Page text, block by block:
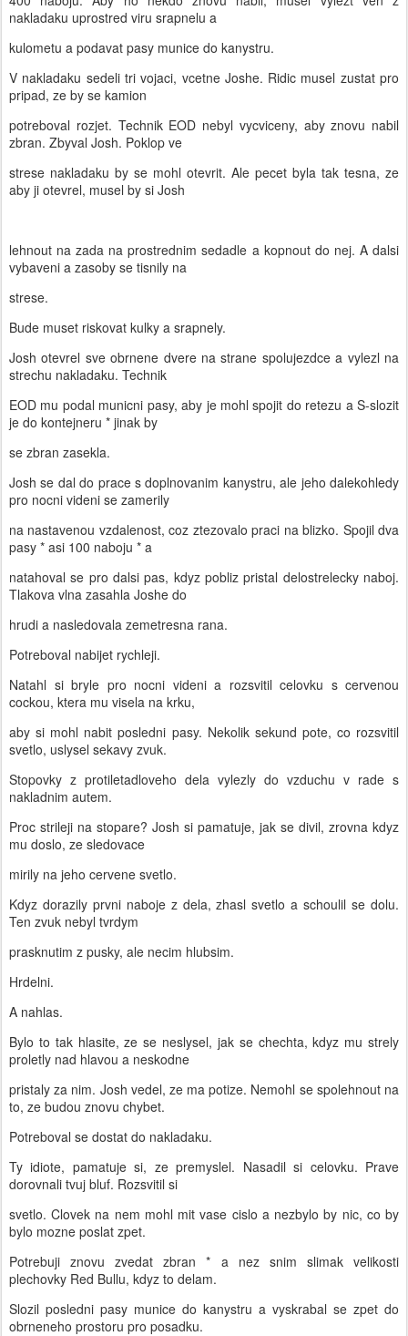
nakladaku uprostred viru srapnelu a
kulometu a podavat pasy munice do kanystru.
V nakladaku sedeli tri vojaci, vcetne Joshe. Ridic musel zustat pro
pripad, ze by se kamion
potreboval rozjet. Technik EOD nebyl vycviceny, aby znovu nabil
zbran. Zbyval Josh. Poklop ve
strese nakladaku by se mohl otevrit. Ale pecet byla tak tesna, ze
aby ji otevrel, musel by si Josh
lehnout na zada na prostrednim sedadle a kopnout do nej. A dalsi
vybaveni a zasoby se tisnily na
strese.
Bude muset riskovat kulky a srapnely.
Josh otevrel sve obrnene dvere na strane spolujezdce a vylezl na
strechu nakladaku. Technik
EOD mu podal municni pasy, aby je mohl spojit do retezu a S-slozit
je do kontejneru * jinak by
se zbran zasekla.
Josh se dal do prace s doplnovanim kanystru, ale jeho dalekohledy
pro nocni videni se zamerily
na nastavenou vzdalenost, coz ztezovalo praci na blizko. Spojil dva
pasy * asi 100 naboju * a
natahoval se pro dalsi pas, kdyz pobliz pristal delostrelecky naboj.
Tlakova vlna zasahla Joshe do
hrudi a nasledovala zemetresna rana.
Potreboval nabijet rychleji.
Natahl si bryle pro nocni videni a rozsvitil celovku s cervenou
cockou, ktera mu visela na krku,
aby si mohl nabit posledni pasy. Nekolik sekund pote, co rozsvitil
svetlo, uslysel sekavy zvuk.
Stopovky z protiletadloveho dela vylezly do vzduchu v rade s
nakladnim autem.
Proc strileji na stopare? Josh si pamatuje, jak se divil, zrovna kdyz
mu doslo, ze sledovace
mirily na jeho cervene svetlo.
Kdyz dorazily prvni naboje z dela, zhasl svetlo a schoulil se dolu.
Ten zvuk nebyl tvrdym
prasknutim z pusky, ale necim hlubsim.
Hrdelni.
A nahlas.
Bylo to tak hlasite, ze se neslysel, jak se chechta, kdyz mu strely
proletly nad hlavou a neskodne
pristaly za nim. Josh vedel, ze ma potize. Nemohl se spolehnout na
to, ze budou znovu chybet.
Potreboval se dostat do nakladaku.
Ty idiote, pamatuje si, ze premyslel. Nasadil si celovku. Prave
dorovnali tvuj bluf. Rozsvitil si
svetlo. Clovek na nem mohl mit vase cislo a nezbylo by nic, co by
bylo mozne poslat zpet.
Potrebuji znovu zvedat zbran * a nez snim slimak velikosti
plechovky Red Bullu, kdyz to delam.
Slozil posledni pasy munice do kanystru a vyskrabal se zpet do
obrneneho prostoru pro posadku.